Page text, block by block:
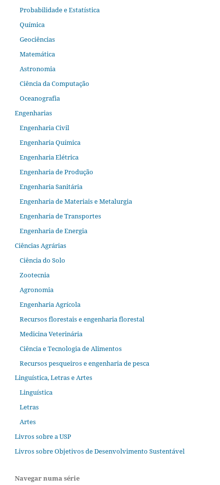
Probabilidade e Estatística
Química
Geociências
Matemática
Astronomia
Ciência da Computação
Oceanografia
Engenharias
Engenharia Civil
Engenharia Química
Engenharia Elétrica
Engenharia de Produção
Engenharia Sanitária
Engenharia de Materiais e Metalurgia
Engenharia de Transportes
Engenharia de Energia
Ciências Agrárias
Ciência do Solo
Zootecnia
Agronomia
Engenharia Agrícola
Recursos florestais e engenharia florestal
Medicina Veterinária
Ciência e Tecnologia de Alimentos
Recursos pesqueiros e engenharia de pesca
Linguística, Letras e Artes
Linguística
Letras
Artes
Livros sobre a USP
Livros sobre Objetivos de Desenvolvimento Sustentável
Navegar numa série